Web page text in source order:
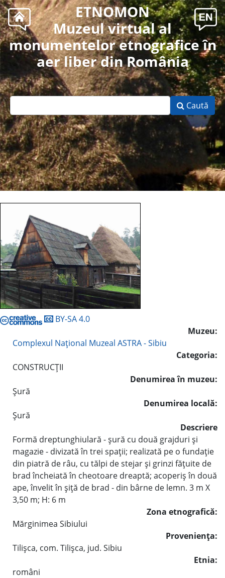
ETNOMON
Muzeul virtual al
monumentelor etnografice în
aer liber din România
Caută
BY-SA 4.0
Muzeu:
Complexul Naţional Muzeal ASTRA - Sibiu
Categoria:
CONSTRUCŢII
Denumirea în muzeu:
Şură
Denumirea locală:
Şură
Descriere
Formă dreptunghiulară - şură cu două grajduri şi
magazie - divizată în trei spaţii; realizată pe o fundaţie
din piatră de râu, cu tălpi de stejar şi grinzi făţuite de
brad încheiată în cheotoare dreaptă; acoperiş în două
ape, învelit în şiţă de brad - din bârne de lemn. 3 m X
3,50 m; H: 6 m
Zona etnografică:
Mărginimea Sibiului
Provenienţa:
Tilişca, com. Tilişca, jud. Sibiu
Etnia:
români